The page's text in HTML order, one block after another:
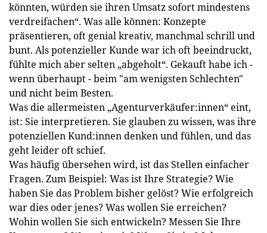
könnten, würden sie ihren Umsatz sofort mindestens
verdreifachen“. Was alle können: Konzepte
präsentieren, oft genial kreativ, manchmal schrill und
bunt. Als potenzieller Kunde war ich oft beeindruckt,
fühlte mich aber selten „abgeholt“. Gekauft habe ich -
wenn überhaupt - beim "am wenigsten Schlechten"
und nicht beim Besten.
Was die allermeisten „Agenturverkäufer:innen“ eint,
ist: Sie interpretieren. Sie glauben zu wissen, was ihre
potenziellen Kund:innen denken und fühlen, und das
geht leider oft schief.
Was häufig übersehen wird, ist das Stellen einfacher
Fragen. Zum Beispiel: Was ist Ihre Strategie? Wie
haben Sie das Problem bisher gelöst? Wie erfolgreich
war dies oder jenes? Was wollen Sie erreichen?
Wohin wollen Sie sich entwickeln? Messen Sie Ihre